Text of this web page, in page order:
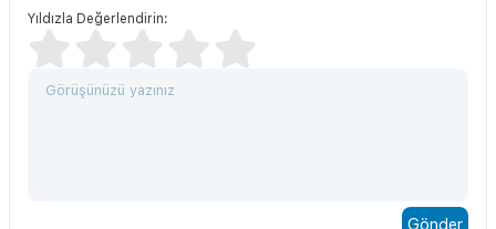
Yıldızla Değerlendirin: